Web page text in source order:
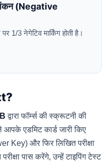
अंकन (Negative
1/3 नेगेटिव मार्किंग होती है।
द्वारा फॉर्म्स की स्क्रूटनी की
आपके एडमिट कार्ड जारी किए
Key) और फिर लिखित परीक्षा
पास करेंगे, उन्हें टाइपिंग टेस्ट